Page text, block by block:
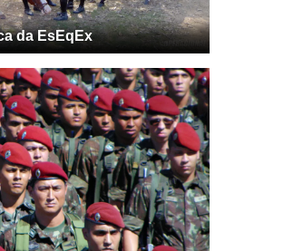
da EsEqEx